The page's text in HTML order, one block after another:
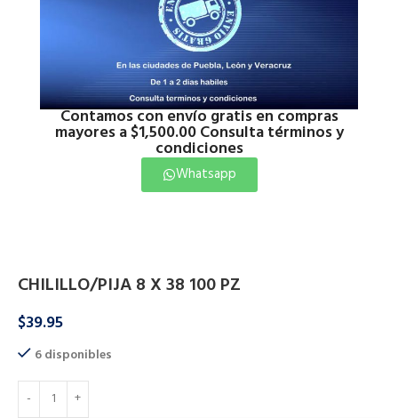
Contamos con envío gratis en compras
mayores a $1,500.00 Consulta términos y
condiciones
Whatsapp
CHILILLO/PIJA 8 X 38 100 PZ
$39.95
6 disponibles